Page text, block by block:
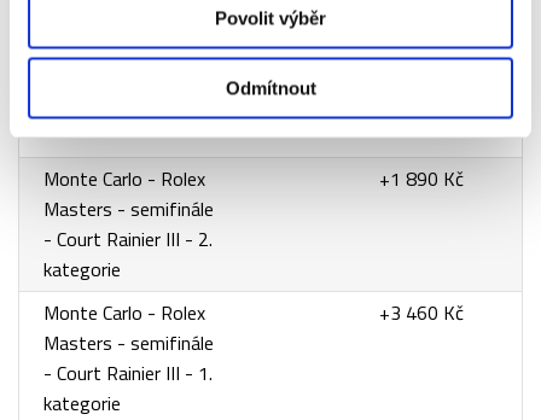
Povolit výběr
Odmítnout
Příplatky za vstupenky vyšší kategorie
Název Příplatek
Monte Carlo - Rolex
Masters - semifinále
- Court Rainier III - 2.
kategorie
+1 890 Kč
Monte Carlo - Rolex
Masters - semifinále
- Court Rainier III - 1.
kategorie
+3 460 Kč